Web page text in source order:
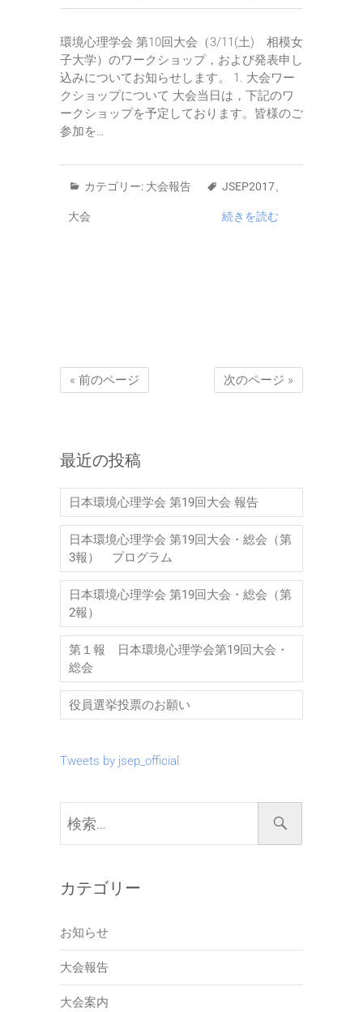
環境心理学会 第10回大会（3/11(土) 相模女
子大学）のワークショップ，および発表申し
込みについてお知らせします。 1. 大会ワー
クショップについて 大会当日は，下記のワ
ークショップを予定しております。皆様のご
参加を…
カテゴリー: 大会報告 JSEP2017
大会 続きを読む
« 前のページ 次のページ »
最近の投稿
日本環境心理学会 第19回大会 報告
日本環境心理学会 第19回大会・総会（第
3報） プログラム
日本環境心理学会 第19回大会・総会（第
2報）
第１報 日本環境心理学会第19回大会・
総会
役員選挙投票のお願い
Tweets by jsep_official
索…
カテゴリー
お知らせ
大会報告
大会案内